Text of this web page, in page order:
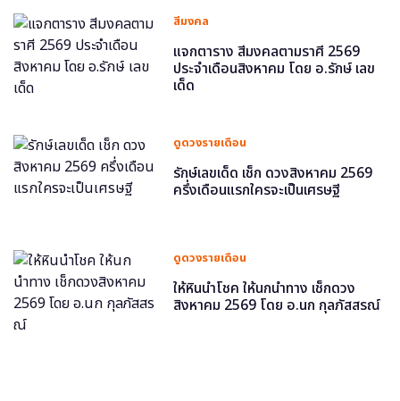
สีมงคล
แจกตาราง สีมงคลตามราศี 2569
ประจำเดือนสิงหาคม โดย อ.รักษ์ เลข
เด็ด
ดูดวงรายเดือน
รักษ์เลขเด็ด เช็ก ดวงสิงหาคม 2569
ครึ่งเดือนแรกใครจะเป็นเศรษฐี
ดูดวงรายเดือน
ให้หินนำโชค ให้นกนำทาง เช็กดวง
สิงหาคม 2569 โดย อ.นก กุลภัสสรณ์